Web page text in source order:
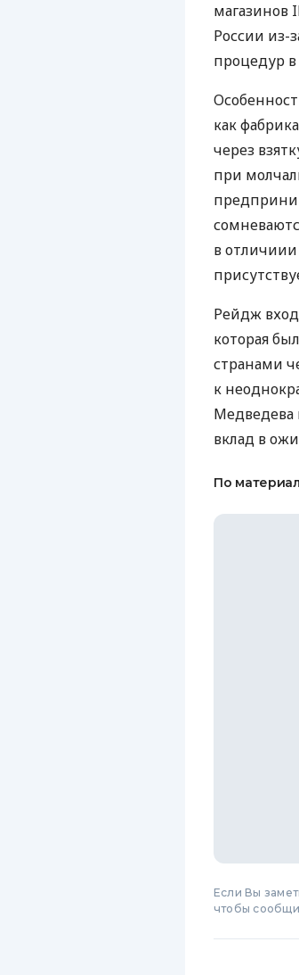
магазинов
России из-
процедур
как
через
при
в
Рейдж
которая
странами
к
Медведева
вклад в
По
Если Вы
чтобы